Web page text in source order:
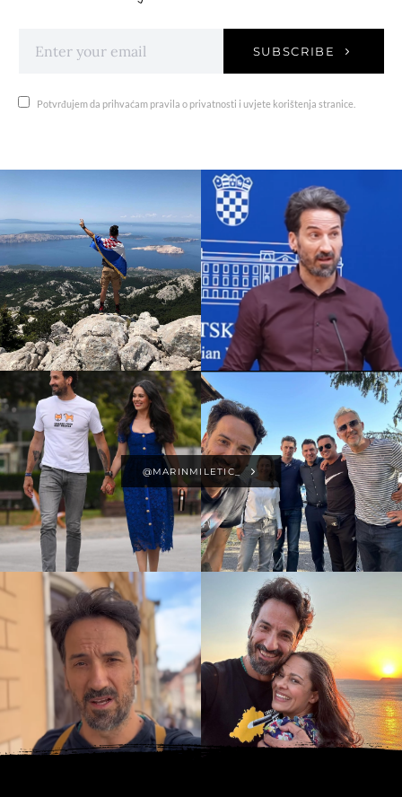
SUBSCRIBE
Potvrđujem da prihvaćam pravila o privatnosti i uvjete korištenja stranice.
@MARINMILETIC_